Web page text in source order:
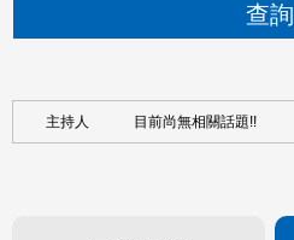
查詢
目前尚無相關話題!!